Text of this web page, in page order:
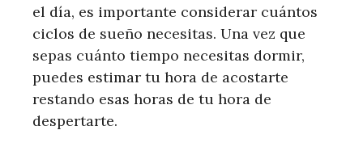
el día, es importante considerar cuántos
ciclos de sueño necesitas. Una vez que
sepas cuánto tiempo necesitas dormir,
puedes estimar tu hora de acostarte
restando esas horas de tu hora de
despertarte.